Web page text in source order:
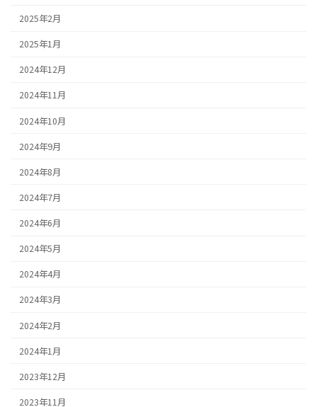
2025年2月
2025年1月
2024年12月
2024年11月
2024年10月
2024年9月
2024年8月
2024年7月
2024年6月
2024年5月
2024年4月
2024年3月
2024年2月
2024年1月
2023年12月
2023年11月